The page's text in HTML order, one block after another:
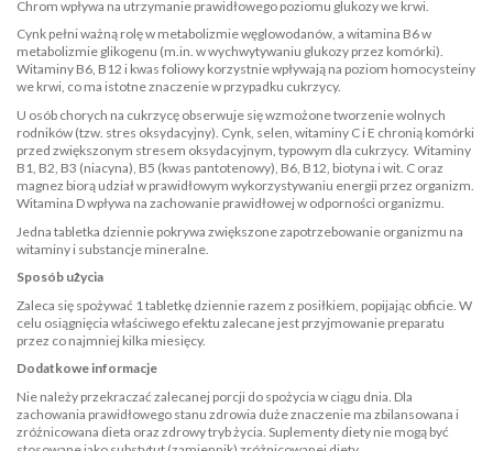
Chrom wpływa na utrzymanie prawidłowego poziomu glukozy we krwi.
Cynk pełni ważną rolę w metabolizmie węglowodanów, a witamina B6 w
metabolizmie glikogenu (m.in. w wychwytywaniu glukozy przez komórki).
Witaminy B6, B12 i kwas foliowy korzystnie wpływają na poziom homocysteiny
we krwi, co ma istotne znaczenie w przypadku cukrzycy.
U osób chorych na cukrzycę obserwuje się wzmożone tworzenie wolnych
rodników (tzw. stres oksydacyjny). Cynk, selen, witaminy C i E chronią komórki
przed zwiększonym stresem oksydacyjnym, typowym dla cukrzycy. Witaminy
B1, B2, B3 (niacyna), B5 (kwas pantotenowy), B6, B12, biotyna i wit. C oraz
magnez biorą udział w prawidłowym wykorzystywaniu energii przez organizm.
Witamina D wpływa na zachowanie prawidłowej w odporności organizmu.
Jedna tabletka dziennie pokrywa zwiększone zapotrzebowanie organizmu na
witaminy i substancje mineralne.
Sposób użycia
Zaleca się spożywać 1 tabletkę dziennie razem z posiłkiem, popijając obficie. W
celu osiągnięcia właściwego efektu zalecane jest przyjmowanie preparatu
przez co najmniej kilka miesięcy.
Dodatkowe informacje
Nie należy przekraczać zalecanej porcji do spożycia w ciągu dnia. Dla
zachowania prawidłowego stanu zdrowia duże znaczenie ma zbilansowana i
zróżnicowana dieta oraz zdrowy tryb życia. Suplementy diety nie mogą być